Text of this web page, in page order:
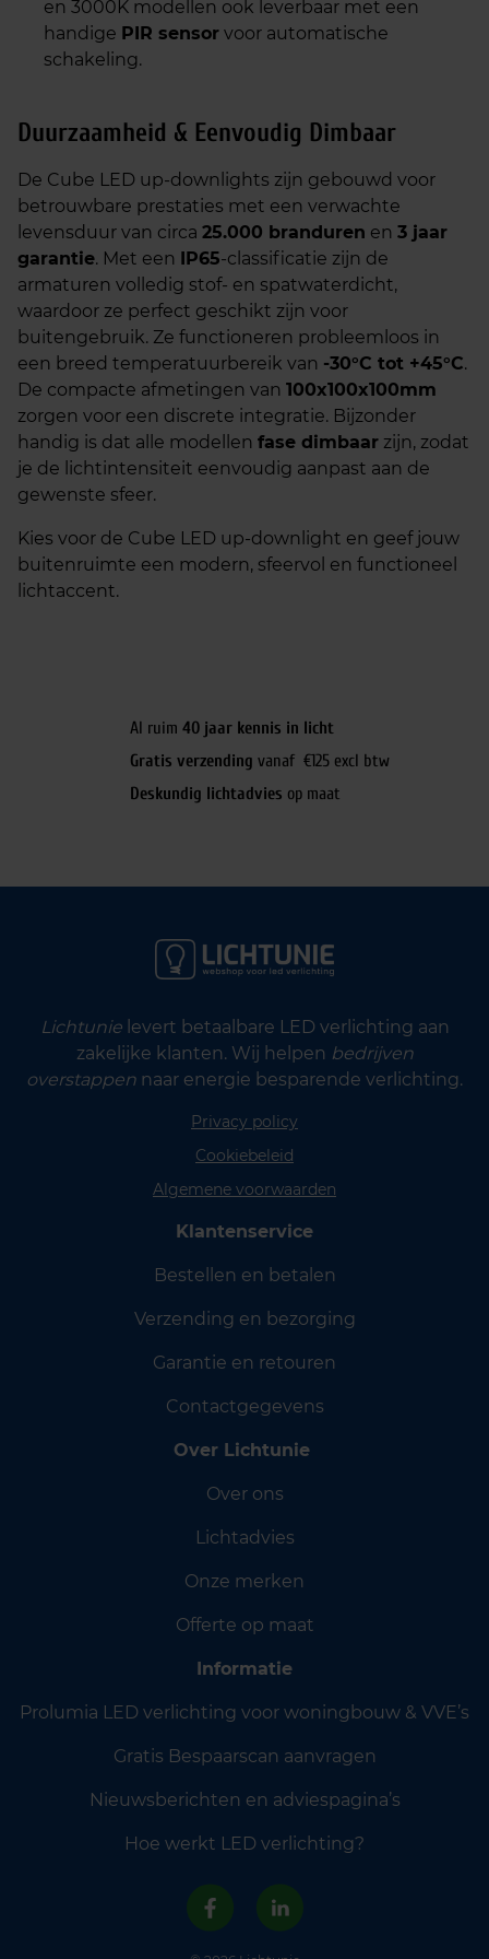
en 3000K modellen ook leverbaar met een
handige PIR sensor voor automatische
schakeling.
Duurzaamheid & Eenvoudig Dimbaar
De Cube LED up-downlights zijn gebouwd voor
betrouwbare prestaties met een verwachte
levensduur van circa 25.000 branduren en 3 jaar
garantie. Met een IP65-classificatie zijn de
armaturen volledig stof- en spatwaterdicht,
waardoor ze perfect geschikt zijn voor
buitengebruik. Ze functioneren probleemloos in
een breed temperatuurbereik van -30°C tot +45°C.
De compacte afmetingen van 100x100x100mm
zorgen voor een discrete integratie. Bijzonder
handig is dat alle modellen fase dimbaar zijn, zodat
je de lichtintensiteit eenvoudig aanpast aan de
gewenste sfeer.
Kies voor de Cube LED up-downlight en geef jouw
buitenruimte een modern, sfeervol en functioneel
lichtaccent.
Al ruim 40 jaar kennis in licht
Gratis verzending vanaf €125 excl btw
Deskundig lichtadvies op maat
Lichtunielevert betaalbare LED verlichting aan
zakelijke klanten. Wij helpen bedrijven
overstappen naar energie besparende verlichting.
Privacy policy
Cookiebeleid
Algemene voorwaarden
Klantenservice
Bestellen en betalen
Verzending en bezorging
Garantie en retouren
Contactgegevens
Over Lichtunie
Over ons
Lichtadvies
Onze merken
Offerte op maat
Informatie
Prolumia LED verlichting voor woningbouw & VVE’s
Gratis Bespaarscan aanvragen
Nieuwsberichten en adviespagina’s
Hoe werkt LED verlichting?